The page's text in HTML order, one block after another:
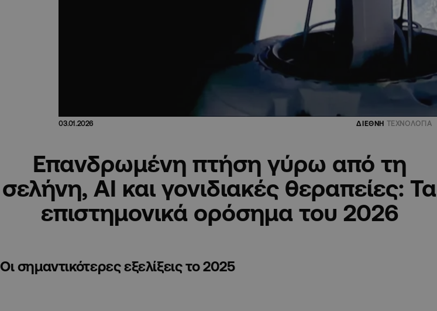
03.01.2026 ΔΙΕΘΝΗ ΤΕΧΝΟΛΟΓΙΑ
Επανδρωμένη πτήση γύρω από τη
σελήνη, ΑΙ και γονιδιακές θεραπείες: Τα
επιστημονικά ορόσημα του 2026
Οι σημαντικότερες εξελίξεις το 2025